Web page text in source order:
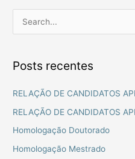
q
u
r
Posts recentes
RELAÇÃO DE CANDIDATOS
RELAÇÃO DE CANDIDATOS
Homologação Doutorado
Homologação Mestrado